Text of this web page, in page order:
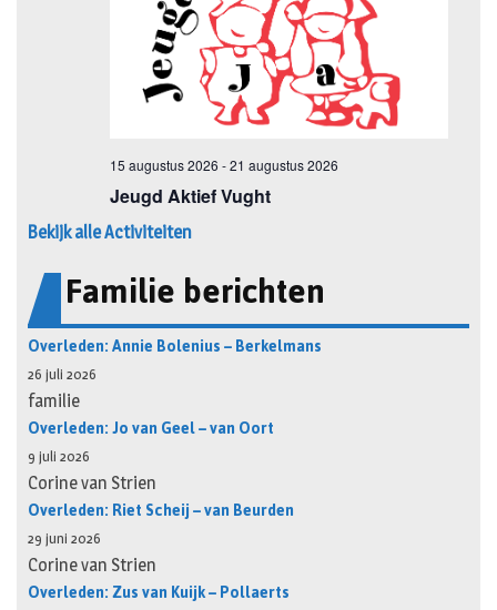
Bekijk alle Activiteiten
Familie berichten
Overleden: Annie Bolenius – Berkelmans
26 juli 2026
familie
Overleden: Jo van Geel – van Oort
9 juli 2026
Corine van Strien
Overleden: Riet Scheij – van Beurden
29 juni 2026
Corine van Strien
Overleden: Zus van Kuijk – Pollaerts